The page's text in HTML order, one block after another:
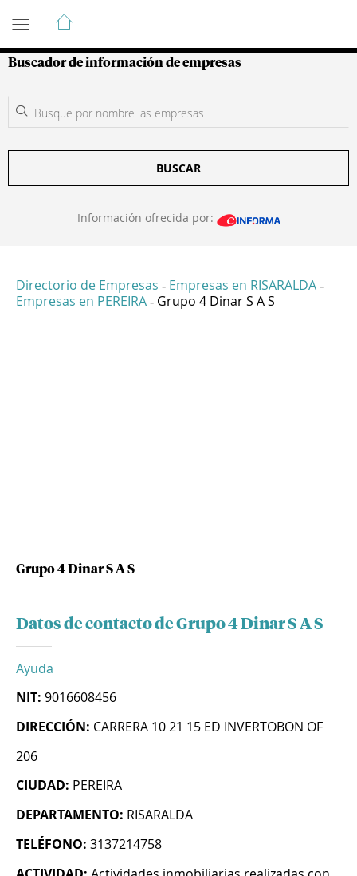
Guía de Empresas Colombianas
Buscador de información de empresas
BUSCAR
Información ofrecida por:
Directorio de Empresas - Empresas en RISARALDA -
Empresas en PEREIRA - Grupo 4 Dinar S A S
Grupo 4 Dinar S A S
Datos de contacto de Grupo 4 Dinar S A S
Ayuda
NIT: 9016608456
DIRECCIÓN: CARRERA 10 21 15 ED INVERTOBON OF
206
CIUDAD: PEREIRA
DEPARTAMENTO: RISARALDA
TELÉFONO: 3137214758